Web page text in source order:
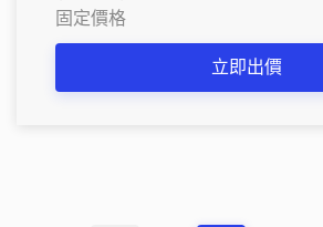
固定價格
立即出價